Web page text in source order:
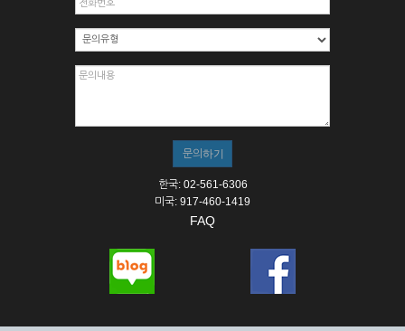
한국: 02-561-6306
미국: 917-460-1419
FAQ